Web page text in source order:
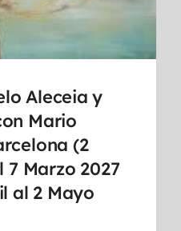
Aleceia y
Mario
(2
7 Marzo 2027
al 2 Mayo